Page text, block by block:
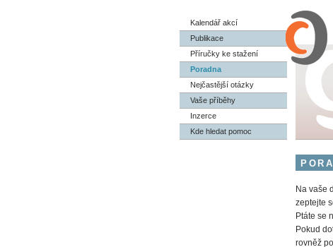
Kalendář akcí
Publikace
Příručky ke stažení
Poradna
Nejčastější otázky
Vaše příběhy
Inzerce
Kde hledat pomoc
Na vaše
zeptejte
Ptáte se
Pokud
rovněž